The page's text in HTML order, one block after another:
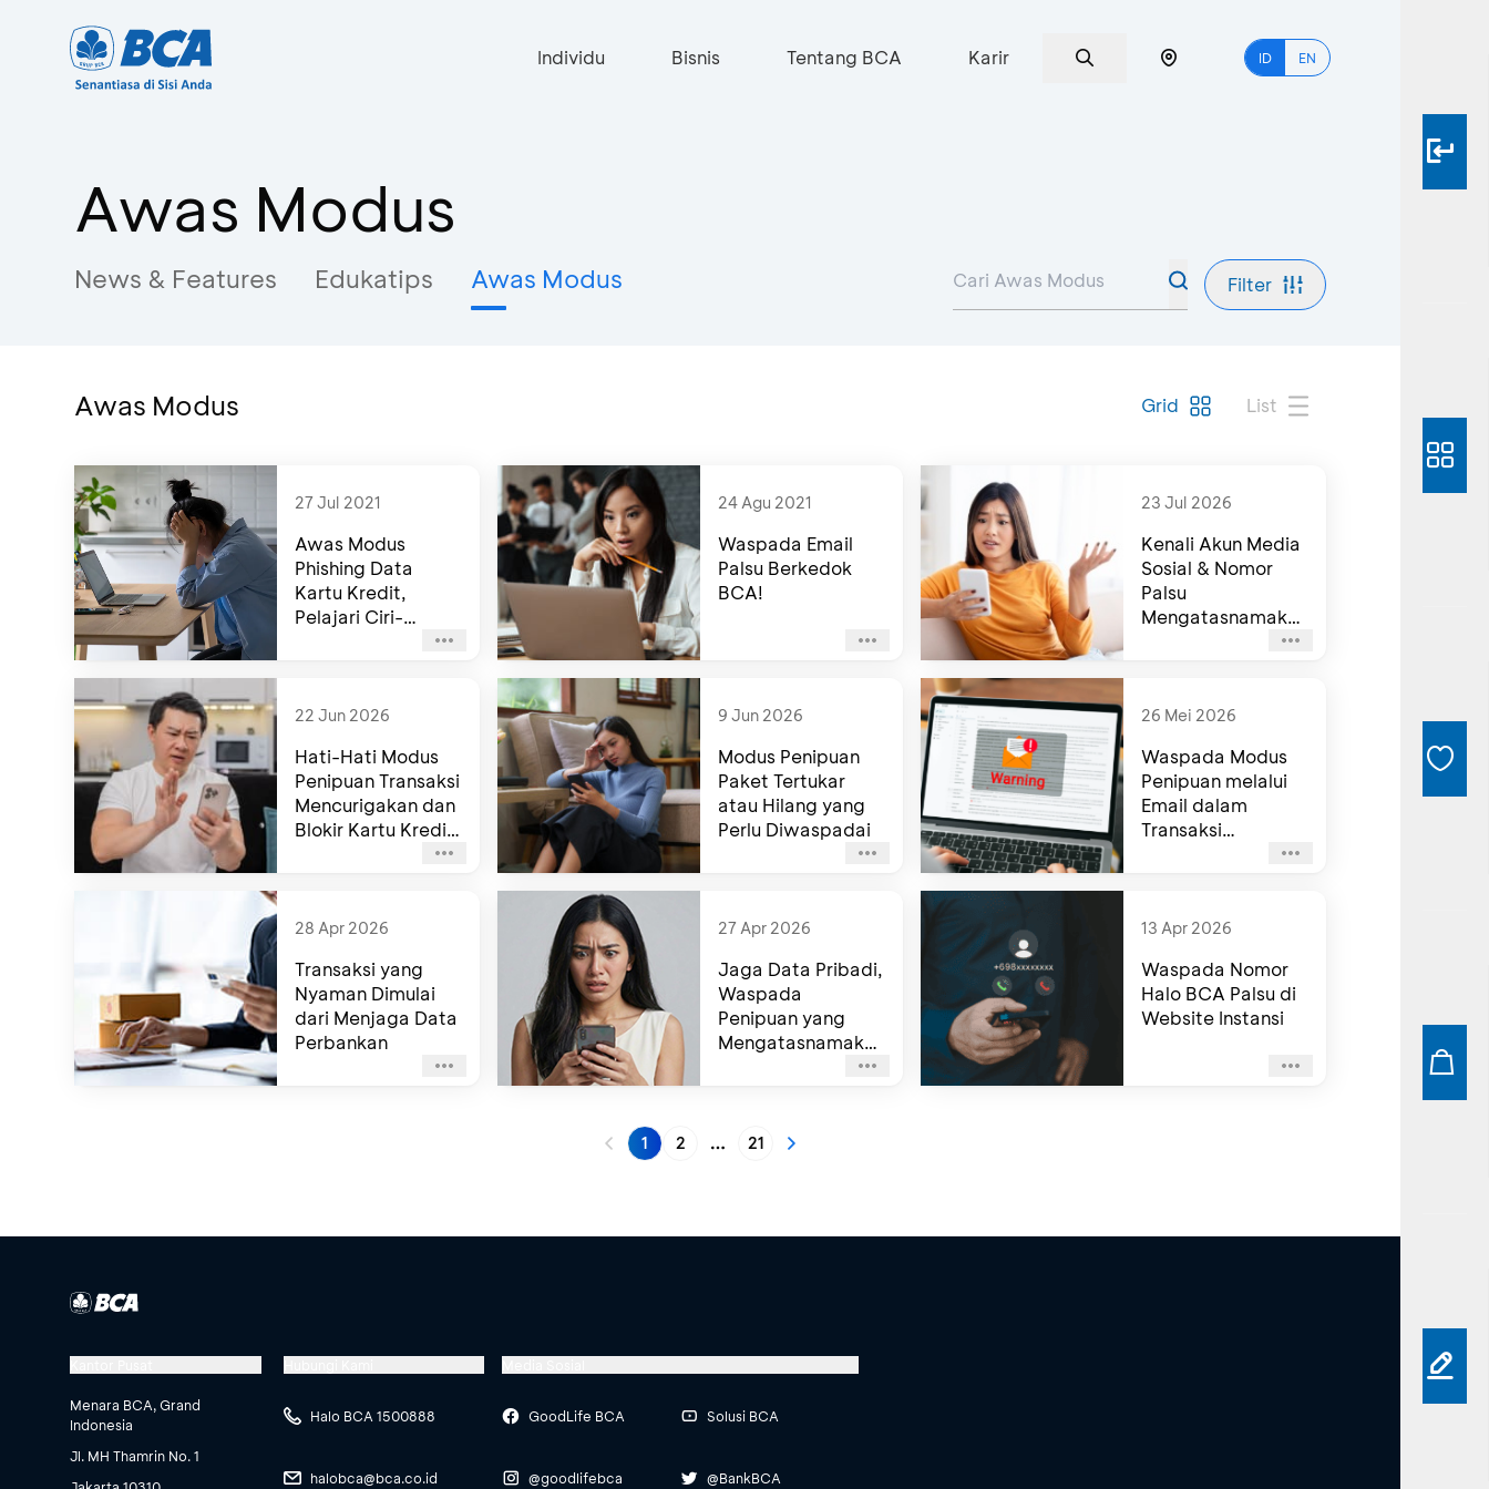
Individu Bisnis Tentang BCA Karir ID EN
Awas Modus
News & Features Edukatips Awas Modus Filter
Awas Modus Grid List
27 Jul 2021
Awas Modus
Phishing Data
Kartu Kredit,
Pelajari Ciri-
24 Agu 2021
Waspada Email
Palsu Berkedok
BCA!
23 Jul 2026
Kenali Akun Media
Sosial & Nomor
Palsu
Mengatasnamakan
22 Jun 2026
Hati-Hati Modus
Penipuan Transaksi
Mencurigakan dan
Blokir Kartu Kredit
Mengatasnamakan
9 Jun 2026
Modus Penipuan
Paket Tertukar
atau Hilang yang
Perlu Diwaspadai
26 Mei 2026
Waspada Modus
Penipuan melalui
Email dalam
Transaksi
28 Apr 2026
Transaksi yang
Nyaman Dimulai
dari Menjaga Data
Perbankan
27 Apr 2026
Jaga Data Pribadi,
Waspada
Penipuan yang
Mengatasnamakan
Company Partner
13 Apr 2026
Waspada Nomor
Halo BCA Palsu di
Website Instansi
1 2 More pages
21
Menara BCA, Grand
Indonesia
Jl. MH Thamrin No. 1
Halo BCA 1500888
halobca@bca.co.id
GoodLife BCA
@goodlifebca
Solusi BCA
@BankBCA